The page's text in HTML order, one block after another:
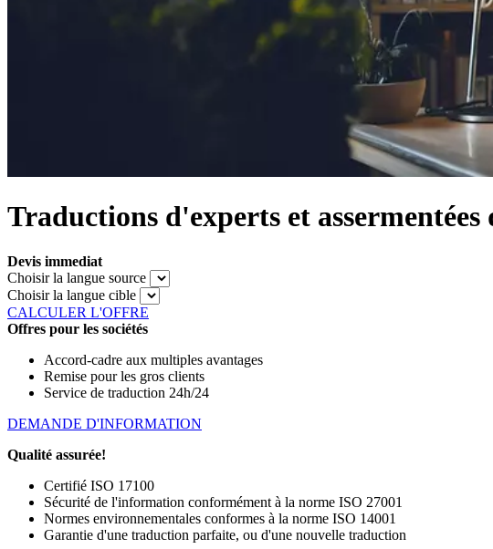
Traductions d'experts et assermentées
Devis immediat
Choisir la langue source
Choisir la langue cible
CALCULER L'OFFRE
Offres pour les sociétés
Accord-cadre aux multiples avantages
Remise pour les gros clients
Service de traduction 24h/24
DEMANDE D'INFORMATION
Qualité assurée!
Certifié ISO 17100
Sécurité de l'information conformément à la norme ISO 27001
Normes environnementales conformes à la norme ISO 14001
Garantie d'une traduction parfaite, ou d'une nouvelle traduction